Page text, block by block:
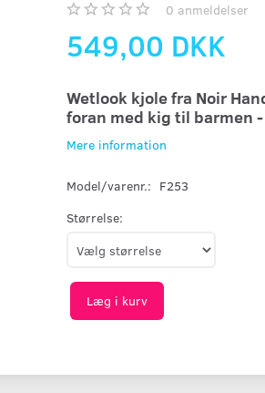
0 anmeldelser
549,00 DKK
Wetlook kjole fra Noir
foran med kig til barmen
Mere information
Model/varenr.: F253
Størrelse:
Læg i kurv